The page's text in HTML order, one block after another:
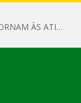
SERVIDORES DA CÂMARA MUNICIPAL RETORNAM ÀS ATIVIDADES APÓS O RECESSO PARLAMENTAR